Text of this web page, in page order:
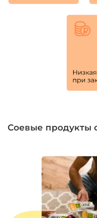
Соевые продукты